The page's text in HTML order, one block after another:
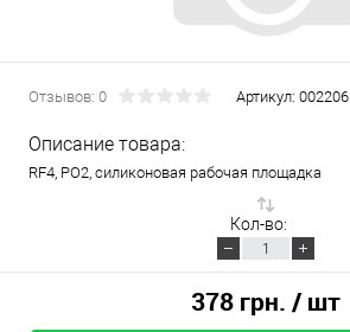
Отзывов: 0 Артикул: 002206
Описание товара:
RF4, PO2, силиконовая рабочая площадка
Кол-во:
378 грн. / шт